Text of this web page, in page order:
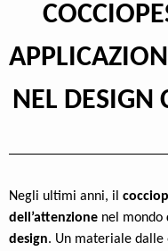
NEL DESIGN
Negli ultimi anni, il
dell’attenzione nel mondo
design. Un materiale